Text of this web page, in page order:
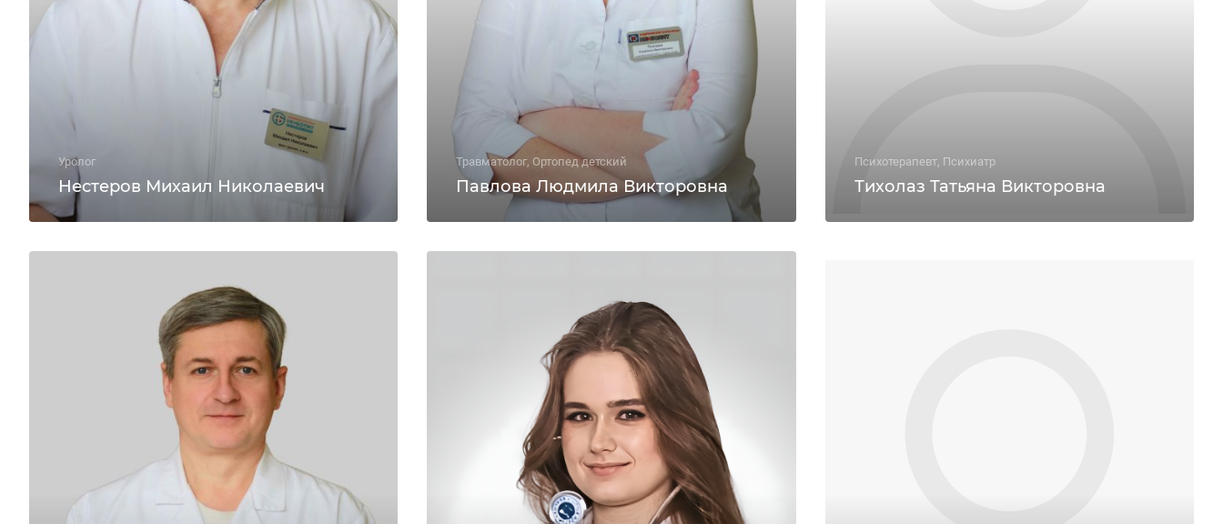
Уролог
Нестеров Михаил Николаевич
Травматолог, Ортопед детский
Павлова Людмила Викторовна
Психотерапевт, Психиатр
Тихолаз Татьяна Викторовна